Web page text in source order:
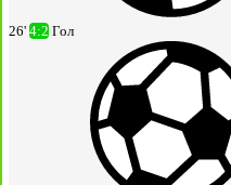
26' 4:2 Гол